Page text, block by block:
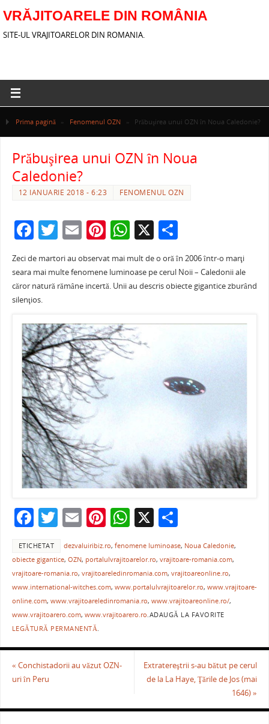
VRĂJITOARELE DIN ROMÂNIA
SITE-UL VRAJITOARELOR DIN ROMANIA.
Prima pagină » Fenomenul OZN » Prăbuşirea unui OZN în Noua Caledonie?
Prăbuşirea unui OZN în Noua
Caledonie?
12 IANUARIE 2018 - 6:23 FENOMENUL OZN
F
c
e
b
o
o
k
T
w
itt
er
E
m
ai
l
Pi
nt
er
e
W
h
at
s
p
p
X P
ar
ta
je
ză
Zeci de martori au observat mai mult de o oră în 2006 într-o marţi
seara mai multe fenomene luminoase pe cerul Noii – Caledonii ale
căror natură rămâne incertă. Unii au descris obiecte gigantice zburând
silenţios.
F
c
e
b
o
o
k
T
itt
er
E
m
ai
l
Pi
nt
er
e
st
W
at
s
A
p
X P
ta
je
a
ză
ETICHETAT dezvaluiribiz.ro,fenomene luminoase, Noua Caledonie,
obiecte gigantice, OZN, portalulvrajitoarelor.ro, vrajitoare-romania.com,
vrajitoare-romania.ro, vrajitoareledinromania.com, vrajitoareonline.ro,
www.international-witches.com, www.portalulvrajitoarelor.ro, www.vrajitoare-
online.com, www.vrajitoareledinromania.ro, www.vrajitoareonline.ro/,
www.vrajitoarero.com, www.vrajitoarero.ro ADAUGĂ LA FAVORITE
LEGĂTURĂ PERMANENTĂ
« Conchistadorii au văzut OZN-
uri în Peru
Extratereştrii s-au bătut pe cerul
de la La Haye, Ţările de Jos (mai
1646)»